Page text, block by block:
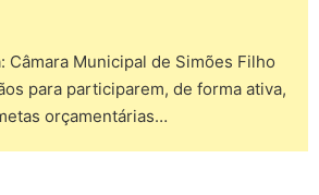
Câmara Municipal de Simões Filho
para participarem, de forma ativa,
orçamentárias…